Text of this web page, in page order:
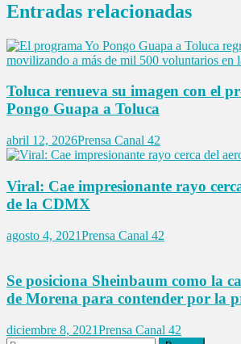
Entradas relacionadas
Toluca renueva su imagen con el
Pongo Guapa a Toluca
abril 12, 2026Prensa Canal 42
Viral: Cae impresionante rayo
de la CDMX
agosto 4, 2021Prensa Canal 42
Se posiciona Sheinbaum como la
de Morena para contender por la
diciembre 8, 2021Prensa Canal 42